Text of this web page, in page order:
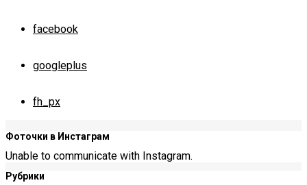
facebook
googleplus
fh_px
Фоточки в Инстаграм
Unable to communicate with Instagram.
Рубрики